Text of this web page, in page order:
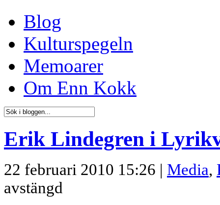
Blog
Kulturspegeln
Memoarer
Om Enn Kokk
Erik Lindegren i
22 februari 2010 15:26 | Media,
avstängd